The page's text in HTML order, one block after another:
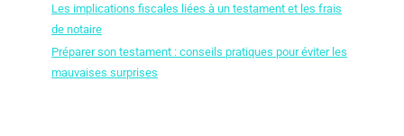
Les implications fiscales liées à un testament et les frais
de notaire
Préparer son testament : conseils pratiques pour éviter les
mauvaises surprises